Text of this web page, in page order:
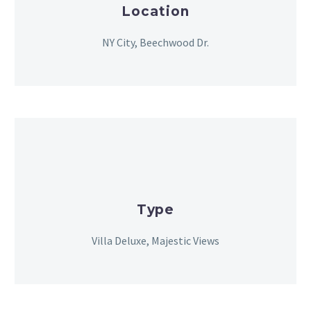
Location
NY City, Beechwood Dr.
Type
Villa Deluxe, Majestic Views